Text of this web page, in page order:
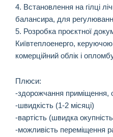
4. Встановлення на гілці
балансира, для
5. Розробка проєктної
Київтеплоенерго,
комерційний облік і
Плюси:
-здорожчання приміщення,
-швидкість (1-2 місяці)
-вартість (швидка
-можливість переміщення